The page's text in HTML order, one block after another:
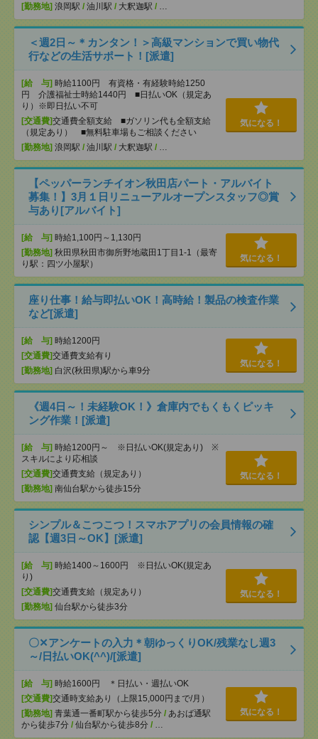
[勤務地] 浪岡駅 / 油川駅 / 大釈迦駅 /
＜週2日～＊カンタン！＞高級マンションで買い物代
行などの生活サポート！[派遣]
[給 与] 時給1100円 有資格・有経験時給1250
円 介護福祉士時給1440円 ■日払いOK（規定あ
り）※即日払い不可
[交通費]交通費全額支給 ■ガソリン代も全額支給
（規定あり） ■無料駐車場もご相談ください
[勤務地] 浪岡駅 / 油川駅 / 大釈迦駅 /
気になる！
【ペッパーランチイオン秋田店パート・アルバイト
募集！】3月１日リニューアルオープンスタッフ◎賞
与あり[アルバイト]
[給 与] 時給1,100円～1,130円
[勤務地] 秋田県秋田市御所野地蔵田1丁目1-1（最寄
り駅：四ツ小屋駅）
気になる！
座り仕事！給与即払いOK！高時給！製品の検査作業
など[派遣]
[給 与] 時給1200円
[交通費]交通費支給有り
[勤務地] 白沢(秋田県)駅から車9分
気になる！
《週4日～！未経験OK！》倉庫内でもくもくピッキ
ング作業！[派遣]
[給 与] 時給1200円～ ※日払いOK(規定あり) ※
スキルにより応相談
[交通費]交通費支給（規定あり）
[勤務地] 南仙台駅から徒歩15分
気になる！
シンプル＆こつこつ！スマホアプリの会員情報の確
認【週3日～OK】[派遣]
[給 与] 時給1400～1600円 ※日払いOK(規定あ
り)
[交通費]交通費支給（規定あり）
[勤務地] 仙台駅から徒歩3分
気になる！
〇✕アンケートの入力＊朝ゆっくりOK/残業なし週3
～/日払いOK(^^)/[派遣]
[給 与] 時給1600円 ＊日払い・週払いOK
[交通費]交通時支給あり（上限15,000円まで/月）
[勤務地] 青葉通一番町駅から徒歩5分 / あおば通駅
から徒歩7分 / 仙台駅から徒歩8分 /
気になる！